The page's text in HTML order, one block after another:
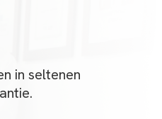
in seltenen